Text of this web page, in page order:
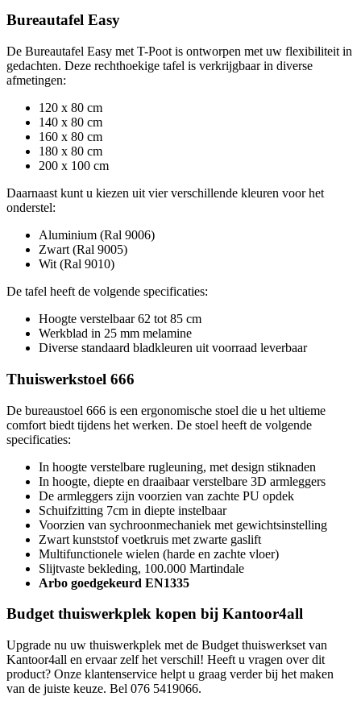
Bureautafel Easy
De Bureautafel Easy met T-Poot is ontworpen met uw flexibiliteit in
gedachten. Deze rechthoekige tafel is verkrijgbaar in diverse
afmetingen:
120 x 80 cm
140 x 80 cm
160 x 80 cm
180 x 80 cm
200 x 100 cm
Daarnaast kunt u kiezen uit vier verschillende kleuren voor het
onderstel:
Aluminium (Ral 9006)
Zwart (Ral 9005)
Wit (Ral 9010)
De tafel heeft de volgende specificaties:
Hoogte verstelbaar 62 tot 85 cm
Werkblad in 25 mm melamine
Diverse standaard bladkleuren uit voorraad leverbaar
Thuiswerkstoel 666
De bureaustoel 666 is een ergonomische stoel die u het ultieme
comfort biedt tijdens het werken. De stoel heeft de volgende
specificaties:
In hoogte verstelbare rugleuning, met design stiknaden
In hoogte, diepte en draaibaar verstelbare 3D armleggers
De armleggers zijn voorzien van zachte PU opdek
Schuifzitting 7cm in diepte instelbaar
Voorzien van sychroonmechaniek met gewichtsinstelling
Zwart kunststof voetkruis met zwarte gaslift
Multifunctionele wielen (harde en zachte vloer)
Slijtvaste bekleding, 100.000 Martindale
Arbo goedgekeurd EN1335
Budget thuiswerkplek kopen bij Kantoor4all
Upgrade nu uw thuiswerkplek met de Budget thuiswerkset van
Kantoor4all en ervaar zelf het verschil! Heeft u vragen over dit
product? Onze klantenservice helpt u graag verder bij het maken
van de juiste keuze. Bel 076 5419066.